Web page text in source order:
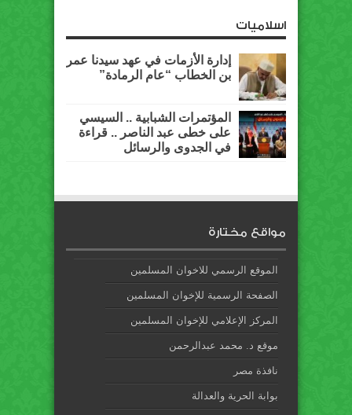
اسلاميات
إدارة الأزمات في عهد سيدنا عمر
بن الخطاب “عام الرمادة”
المؤتمرات الشبابية .. السيسي
على خطى عبد الناصر .. قراءة
في الجدوى والرسائل
مواقع مختارة
الموقع الرسمي للاخوان المسلمين
الصفحة الرسمية للإخوان المسلمين
المركز الإعلامي للإخوان المسلمين
موقع د. محمد عبدالرحمن
نافذة مصر
بوابة الحرية والعدالة